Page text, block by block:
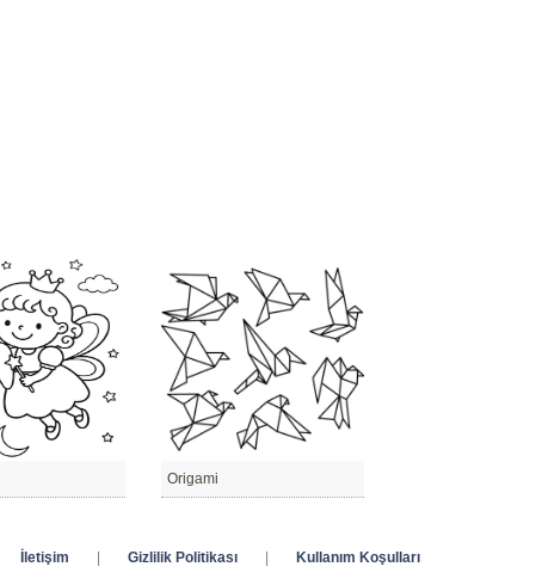
Origami
İletişim Gizlilik Politikası Kullanım Koşulları